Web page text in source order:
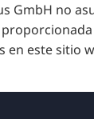
GmbH no
este sitio